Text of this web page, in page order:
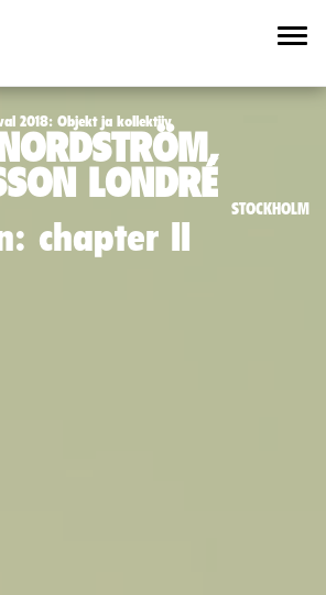
2018: Objekt ja kollektiiv
LONDRÉ
STOCKHOLM
chapter II